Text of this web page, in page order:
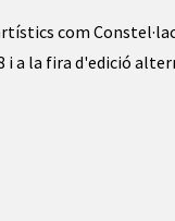
com
a la fira d'edició